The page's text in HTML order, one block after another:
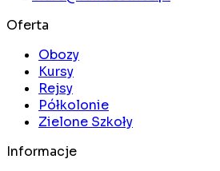
Oferta
Obozy
Kursy
Rejsy
Półkolonie
Zielone Szkoły
Informacje